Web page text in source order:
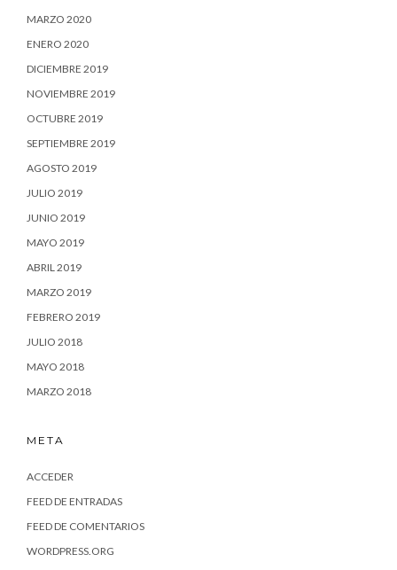
MARZO 2020
ENERO 2020
DICIEMBRE 2019
NOVIEMBRE 2019
OCTUBRE 2019
SEPTIEMBRE 2019
AGOSTO 2019
JULIO 2019
JUNIO 2019
MAYO 2019
ABRIL 2019
MARZO 2019
FEBRERO 2019
JULIO 2018
MAYO 2018
MARZO 2018
META
ACCEDER
FEED DE ENTRADAS
FEED DE COMENTARIOS
WORDPRESS.ORG